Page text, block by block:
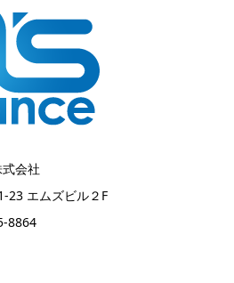
会社
23 エムズビル２F
8864